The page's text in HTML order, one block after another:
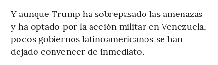
Y aunque Trump ha sobrepasado las amenazas
y ha optado por la acción militar en Venezuela,
pocos gobiernos latinoamericanos se han
dejado convencer de inmediato.